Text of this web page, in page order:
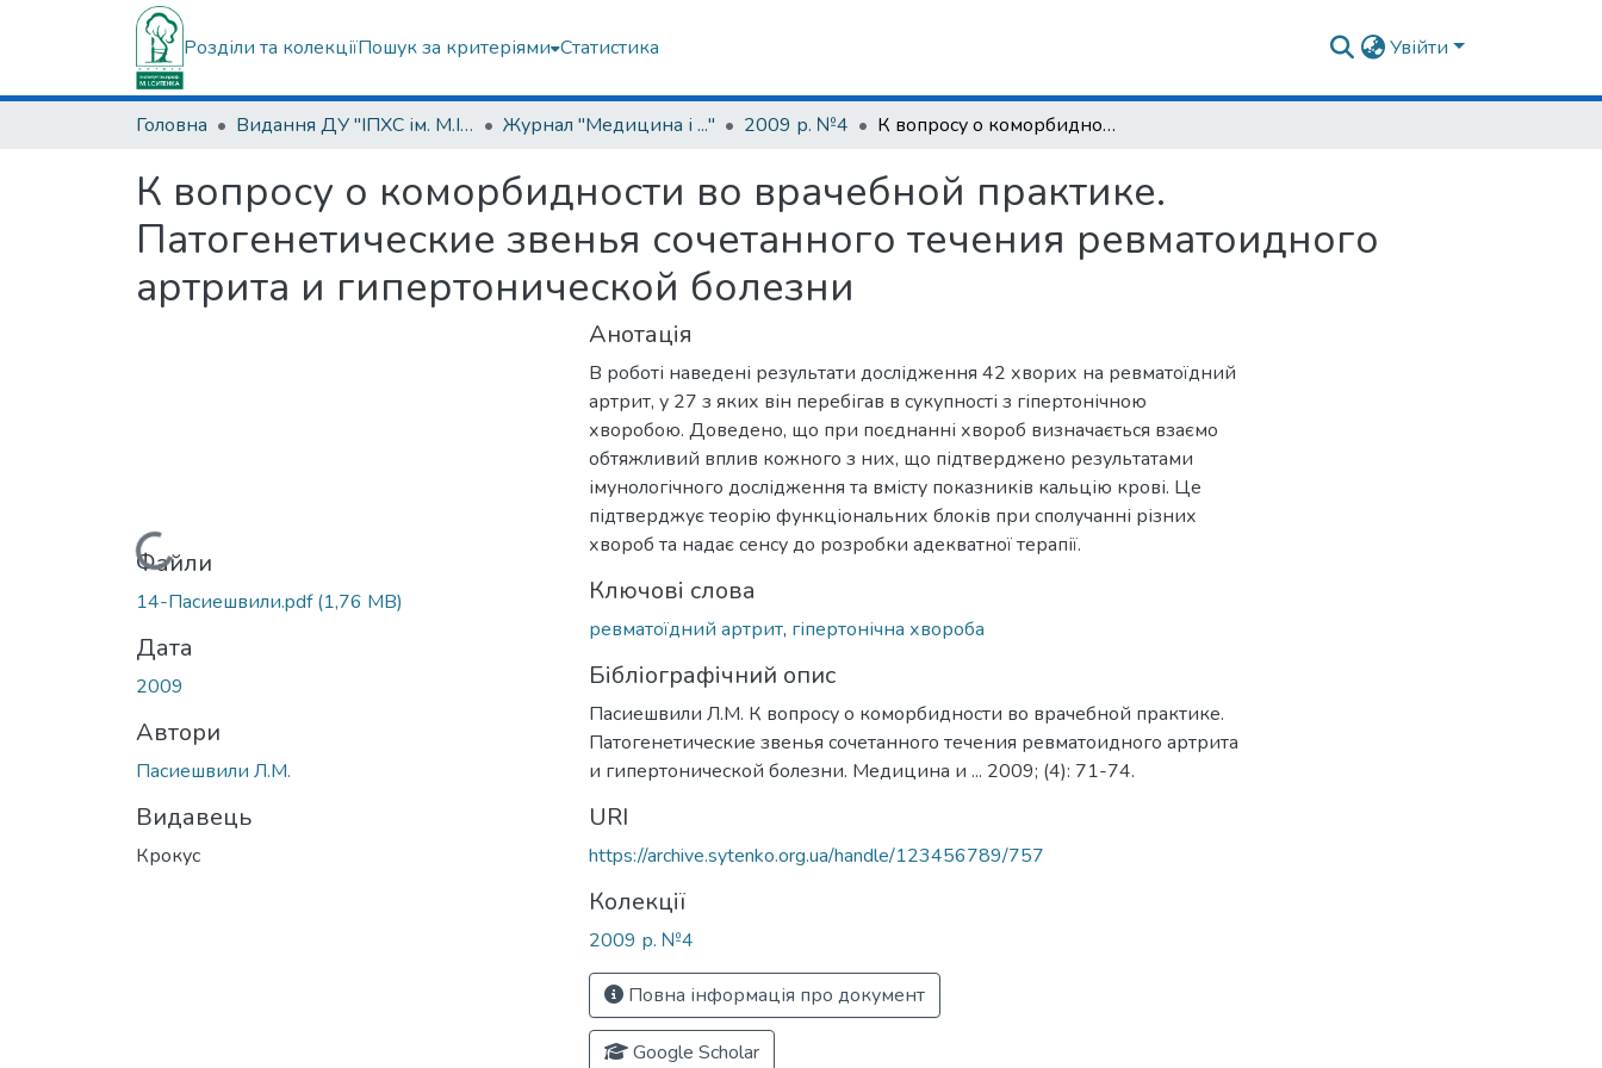
Розділи та колекціїПошук за критеріями Статистика Увійти
Головна Видання ДУ "ІПХС ім. М.І.Ситенка" Журнал "Медицина і ..." 2009 р. №4 К вопросу о коморбидности во врачебной практике. Патогенетические звенья сочетанного течения ревматоидного артрита и гипертонической болезни
К вопросу о коморбидности во врачебной практике.
Патогенетические звенья сочетанного течения ревматоидного
артрита и гипертонической болезни
Вантажиться...
Файли
14-Пасиешвили.pdf(1,76 MB)
Дата
2009
Автори
Пасиешвили Л.М.
Видавець
Крокус
Анотація
В роботі наведені результати дослідження 42 хворих на ревматоїдний
артрит, у 27 з яких він перебігав в сукупності з гіпертонічною
хворобою. Доведено, що при поєднанні хвороб визначається взаємо
обтяжливий вплив кожного з них, що підтверджено результатами
імунологічного дослідження та вмісту показників кальцію крові. Це
підтверджує теорію функціональних блоків при сполучанні різних
хвороб та надає сенсу до розробки адекватної терапії.
Ключові слова
ревматоїдний артрит, гіпертонічна хвороба
Бібліографічний опис
Пасиешвили Л.М. К вопросу о коморбидности во врачебной практике.
Патогенетические звенья сочетанного течения ревматоидного артрита
и гипертонической болезни. Медицина и ... 2009; (4): 71-74.
URI
https://archive.sytenko.org.ua/handle/123456789/757
Колекції
2009 р. №4
Повна інформація про документ
Google Scholar